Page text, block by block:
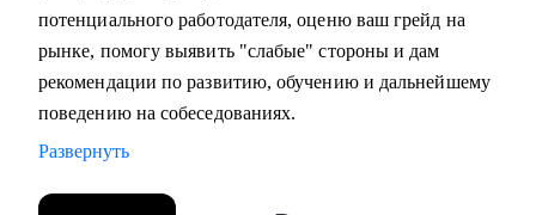
потенциального работодателя, оценю ваш грейд на
рынке, помогу выявить "слабые" стороны и дам
рекомендации по развитию, обучению и дальнейшему
поведению на собеседованиях.
Развернуть